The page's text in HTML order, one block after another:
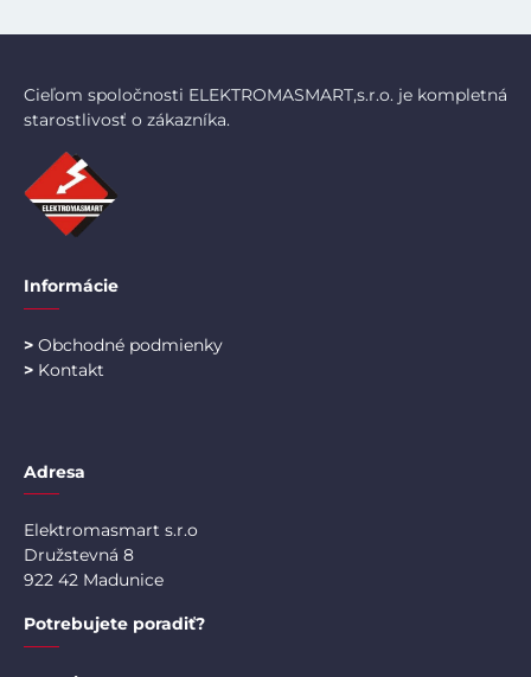
Cieľom spoločnosti ELEKTROMASMART,s.r.o. je kompletná
starostlivosť o zákazníka.
Informácie
> Obchodné podmienky
> Kontakt
Adresa
Elektromasmart s.r.o
Družstevná 8
922 42 Madunice
Potrebujete poradiť?